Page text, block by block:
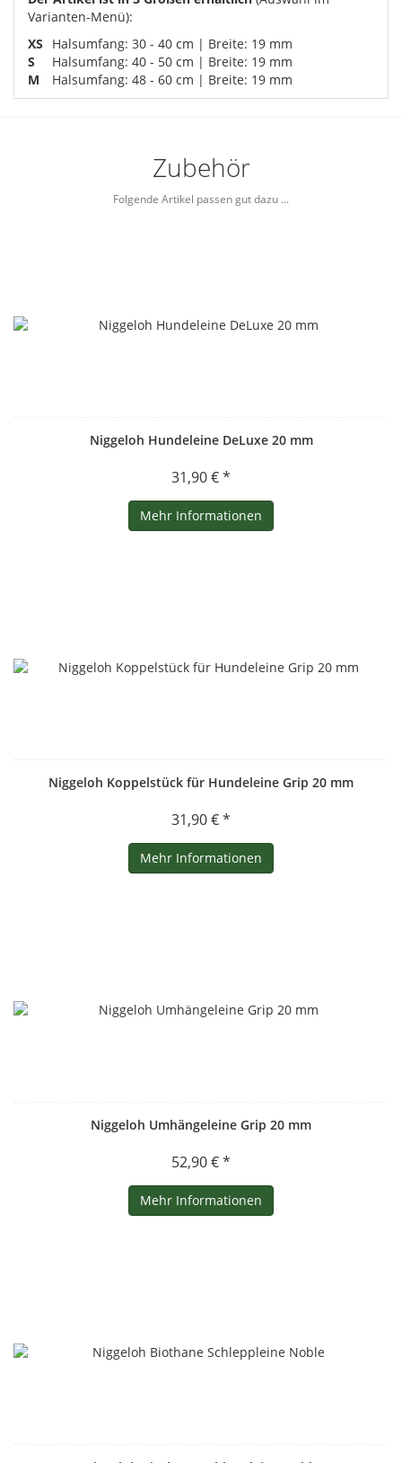
Varianten-Menü):
XS
Halsumfang: 30 - 40 cm | Breite: 19 mm
S
Halsumfang: 40 - 50 cm | Breite: 19 mm
M
Halsumfang: 48 - 60 cm | Breite: 19 mm
Zubehör
Folgende Artikel passen gut dazu ...
Niggeloh Hundeleine DeLuxe 20 mm
31,90 € *
Mehr Informationen
Niggeloh Koppelstück für Hundeleine Grip 20 mm
31,90 € *
Mehr Informationen
Niggeloh Umhängeleine Grip 20 mm
52,90 € *
Mehr Informationen